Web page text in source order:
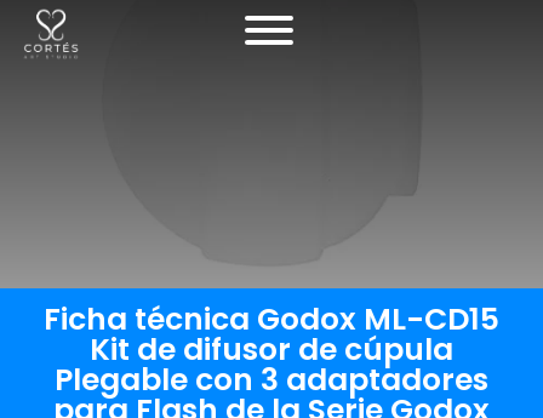
Ficha técnica Godox ML-CD15
Kit de difusor de cúpula
Plegable con 3 adaptadores